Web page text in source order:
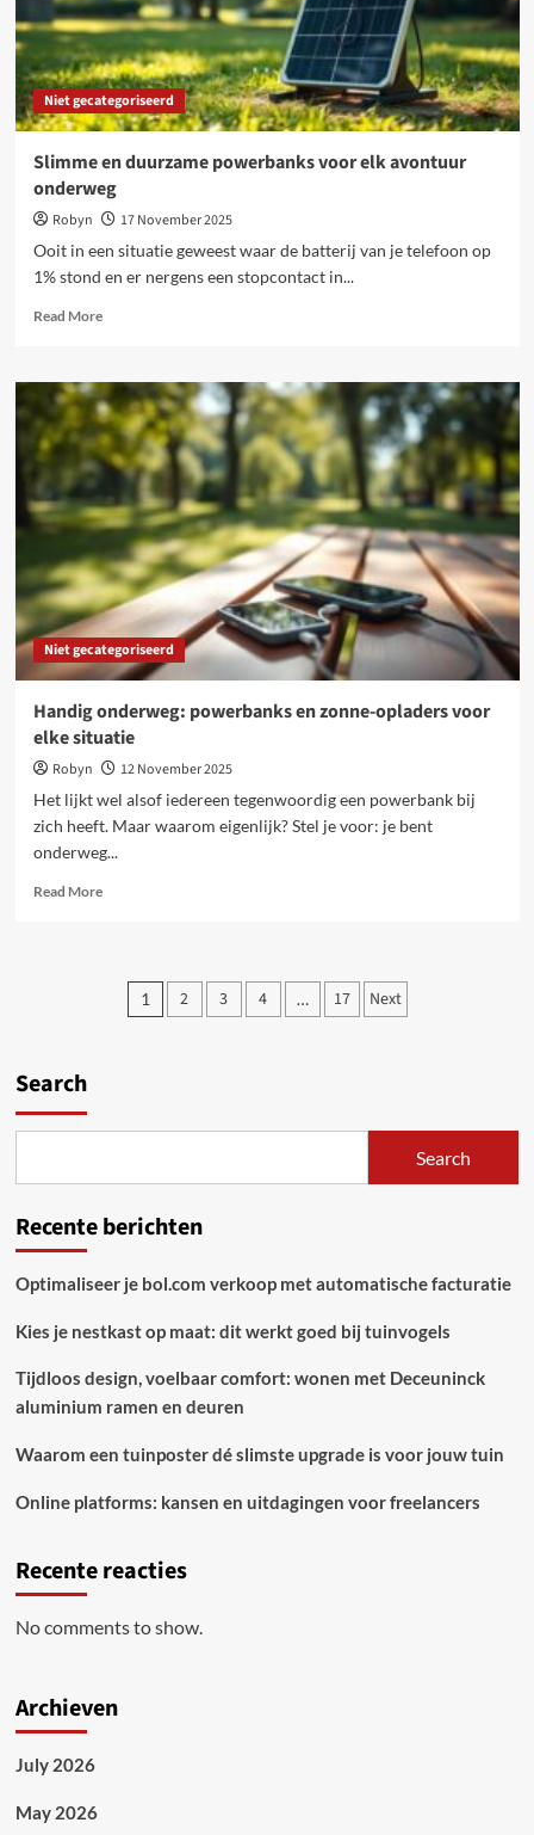
Je
Dit
Aanpakt
Niet gecategoriseerd
Slimme en duurzame powerbanks voor elk avontuur
onderweg
Robyn
17 November 2025
Ooit in een situatie geweest waar de batterij van je telefoon op
1% stond en er nergens een stopcontact in...
Read MoreRead
Slimme
en
duurzame
powerbanks
voor
elk
avontuur
onderweg
Niet gecategoriseerd
Handig onderweg: powerbanks en zonne-opladers voor
elke situatie
Robyn
12 November 2025
Het lijkt wel alsof iedereen tegenwoordig een powerbank bij
zich heeft. Maar waarom eigenlijk? Stel je voor: je bent
onderweg...
Read MoreRead
onderweg:
powerbanks
situatie
Posts
1 2 3 4 … 17 Next
Search
Search
Recente berichten
Optimaliseer je bol.com verkoop met automatische facturatie
Kies je nestkast op maat: dit werkt goed bij tuinvogels
Tijdloos design, voelbaar comfort: wonen met Deceuninck
aluminium ramen en deuren
Waarom een tuinposter dé slimste upgrade is voor jouw tuin
Online platforms: kansen en uitdagingen voor freelancers
Recente reacties
No comments to show.
Archieven
July 2026
May 2026